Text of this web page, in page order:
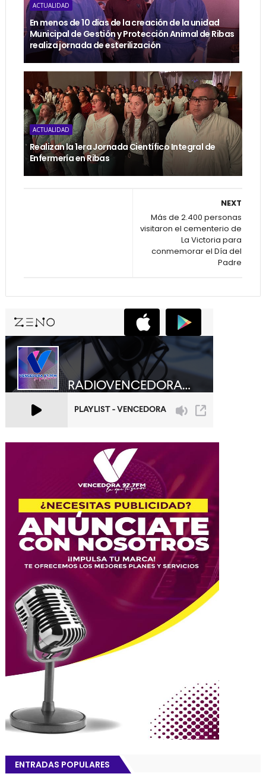
ACTUALIDAD
En menos de 10 días de la creación de la unidad
Municipal de Gestión y Protección Animal de Ribas
realiza jornada de esterilización
ACTUALIDAD
Realizan la 1era Jornada Científico Integral de
Enfermería en Ribas
NEXT
Más de 2.400 personas
visitaron el cementerio de
La Victoria para
conmemorar el Día del
Padre
ENTRADAS POPULARES